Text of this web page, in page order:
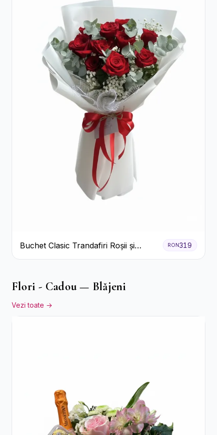
Buchet Clasic Trandafiri Roșii și
Eucalipt
RON319
Flori - Cadou — Blăjeni
Vezi toate →